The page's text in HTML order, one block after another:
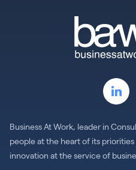
Business At Work, leader in
people at the heart of its
innovation at the service of